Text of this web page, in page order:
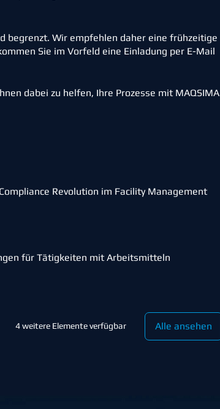
begrenzt. Wir empfehlen daher eine frühzeitige
Sie im Vorfeld eine Einladung per E-Mail
dabei zu helfen, Ihre Prozesse mit MAQSIMA
Revolution im Facility Management
für Tätigkeiten mit Arbeitsmitteln
4 weitere Elemente verfügbar Alle ansehen